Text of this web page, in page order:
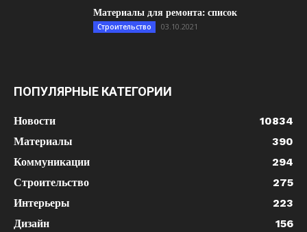
Материалы для ремонта: список
Строительство 03.10.2021
ПОПУЛЯРНЫЕ КАТЕГОРИИ
Новости
10834
Материалы
390
Коммуникации
294
Строительство
275
Интерьеры
223
Дизайн
156